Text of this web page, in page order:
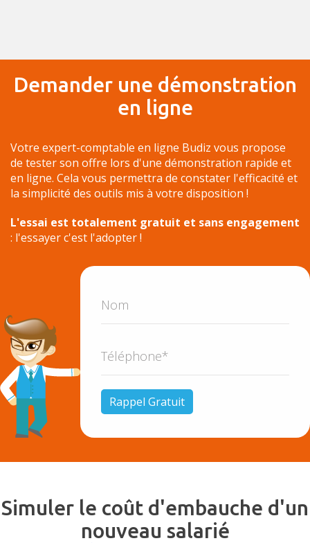
Demander une démonstration
en ligne
Votre expert-comptable en ligne Budiz vous propose
de tester son offre lors d'une démonstration rapide et
en ligne. Cela vous permettra de constater l'efficacité et
la simplicité des outils mis à votre disposition !
L'essai est totalement gratuit et sans engagement
: l'essayer c'est l'adopter !
Simuler le coût d'embauche d'un
nouveau salarié